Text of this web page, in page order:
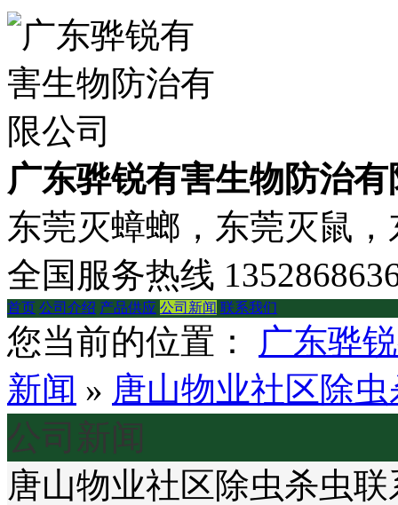
广东骅锐有害生物防治
东莞灭蟑螂，东莞灭鼠
全国服务热线
首页 公司介绍 产品供应 公司新闻 联系我们
您当前的位置：
广东骅
新闻 » 唐山物业社区除
公司新闻
唐山物业社区除虫杀虫